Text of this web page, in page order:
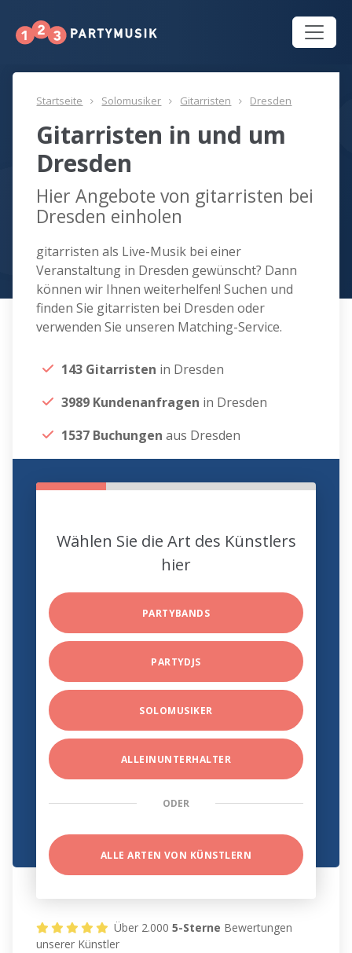
Startseite Solomusiker Gitarristen Dresden
Gitarristen in und um
Dresden
Hier Angebote von gitarristen bei
Dresden einholen
gitarristen als Live-Musik bei einer
Veranstaltung in Dresden gewünscht? Dann
können wir Ihnen weiterhelfen! Suchen und
finden Sie gitarristen bei Dresden oder
verwenden Sie unseren Matching-Service.
143 Gitarristen in Dresden
3989 Kundenanfragen in Dresden
1537 Buchungen aus Dresden
Wählen Sie die Art des Künstlers
hier
PARTYBANDS
PARTYDJS
SOLOMUSIKER
ALLEINUNTERHALTER
ODER
ALLE ARTEN VON KÜNSTLERN
Über 2.0005-Sterne Bewertungen
unserer Künstler